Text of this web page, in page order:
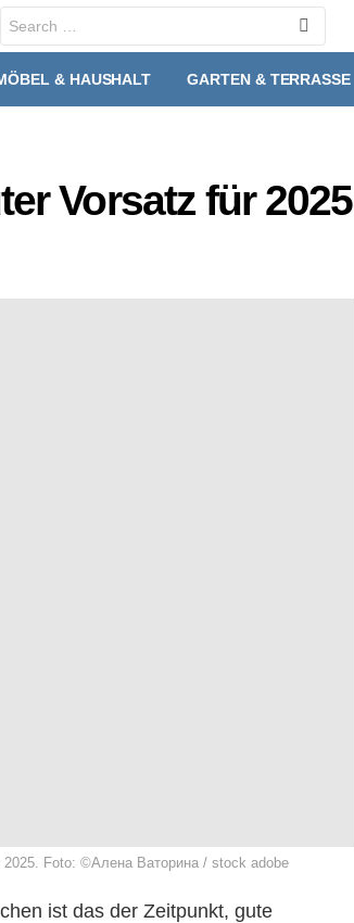
for:
& HAUSHALT GARTEN & TERRASSE
Vorsatz für 2025
2025. Foto: ©Алена Ваторина / stock adobe
ist das der Zeitpunkt, gute